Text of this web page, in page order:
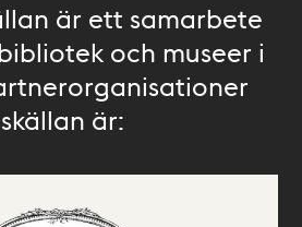
är ett samarbete
och museer i
är: